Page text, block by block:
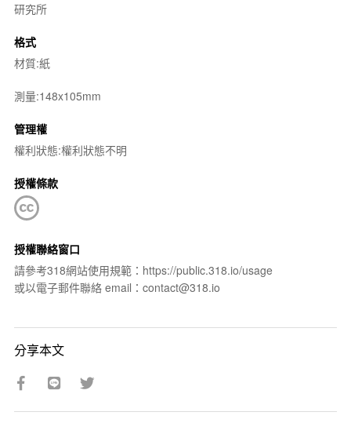
研究所
格式
材質:紙
測量:148x105mm
管理權
權利狀態:權利狀態不明
授權條款
授權聯絡窗口
請參考318網站使用規範：https://public.318.io/usage
或以電子郵件聯絡 email：contact@318.io
分享本文